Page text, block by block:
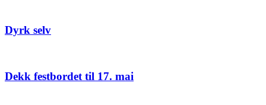
Dyrk selv
Dekk festbordet til 17. mai